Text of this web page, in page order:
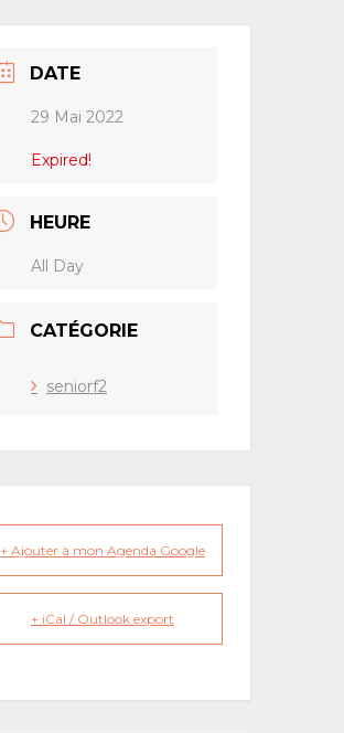
DATE
29 Mai 2022
Expired!
HEURE
All Day
CATÉGORIE
seniorf2
+ Ajouter à mon Agenda Google
+ iCal / Outlook export